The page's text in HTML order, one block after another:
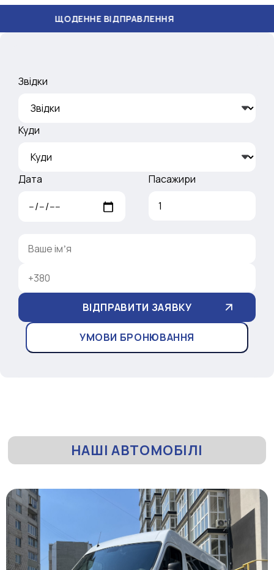
ВІДПРАВЛЕННЯ
Звідки
Куди
Дата Пасажири
УМОВИ БРОНЮВАННЯ
НАШІ АВТОМОБІЛІ